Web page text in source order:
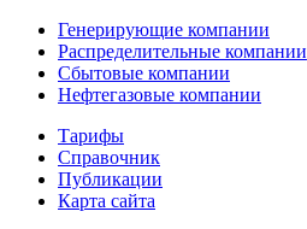
Генерирующие компании
Распределительные компании
Сбытовые компании
Нефтегазовые компании
Тарифы
Справочник
Публикации
Карта сайта